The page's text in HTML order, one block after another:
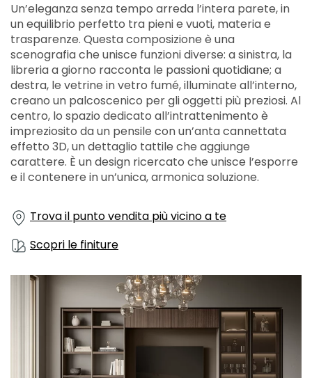
Un’eleganza senza tempo arreda l’intera parete, in
un equilibrio perfetto tra pieni e vuoti, materia e
trasparenze. Questa composizione è una
scenografia che unisce funzioni diverse: a sinistra, la
libreria a giorno racconta le passioni quotidiane; a
destra, le vetrine in vetro fumé, illuminate all’interno,
creano un palcoscenico per gli oggetti più preziosi. Al
centro, lo spazio dedicato all’intrattenimento è
impreziosito da un pensile con un’anta cannettata
effetto 3D, un dettaglio tattile che aggiunge
carattere. È un design ricercato che unisce l’esporre
e il contenere in un’unica, armonica soluzione.
Trova il punto vendita più vicino a te
Scopri le finiture